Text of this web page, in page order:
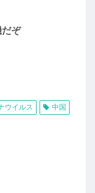
ぞ
ウイルス
中国